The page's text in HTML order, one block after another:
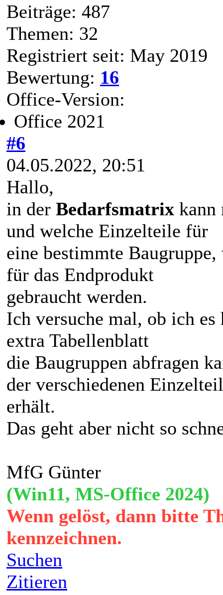
Beiträge: 487
Themen: 32
Registriert seit: May 2019
Bewertung: 16
Office-Version:
Office 2021
#6
04.05.2022, 20:51
Hallo,
in der Bedarfsmatrix kann
und welche Einzelteile für
eine bestimmte
für das Endprodukt
gebraucht werden.
Ich versuche mal, ob ich
extra Tabellenblatt
die Baugruppen abfragen
der verschiedenen
erhält.
Das geht aber nicht so
MfG Günter
(Win11, MS-Office 2024)
Wenn gelöst, dann bitte
kennzeichnen.
Suchen
Zitieren